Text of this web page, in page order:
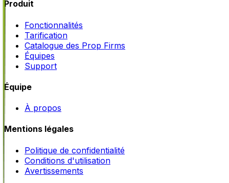
Produit
Fonctionnalités
Tarification
Catalogue des Prop Firms
Équipes
Support
Équipe
À propos
Mentions légales
Politique de confidentialité
Conditions d'utilisation
Avertissements